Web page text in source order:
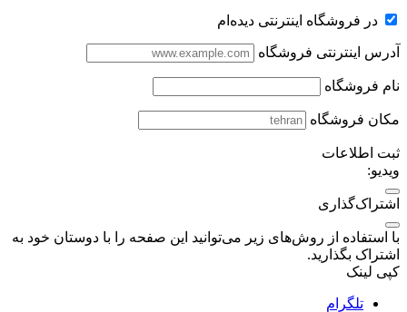
در فروشگاه اینترنتی دیده‌ام
آدرس اینترنتی فروشگاه
نام فروشگاه
مکان فروشگاه
ثبت اطلاعات
ویدیو:
اشتراک‌گذاری
با استفاده از روش‌های زیر می‌توانید این صفحه را با دوستان خود به
اشتراک بگذارید.
کپی لینک
تلگرام